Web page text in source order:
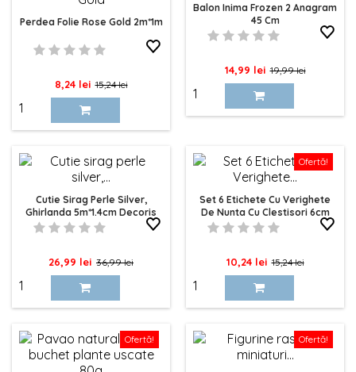
Perdea Folie Rose Gold 2m*1m
Pret
8,24 lei Pret
baza
15,24 lei
Balon Inima Frozen 2 Anagram
45 Cm
Pret
14,99 lei Pret
baza
19,99 lei
Cutie Sirag Perle Silver,
Ghirlanda 5m*1.4cm Decoris
Pret
26,99 lei Pret
baza
36,99 lei
Ofertă!
Set 6 Etichete Cu Verighete
De Nunta Cu Clestisori 6cm
Pret
10,24 lei Pret
baza
15,24 lei
Ofertă! Ofertă!